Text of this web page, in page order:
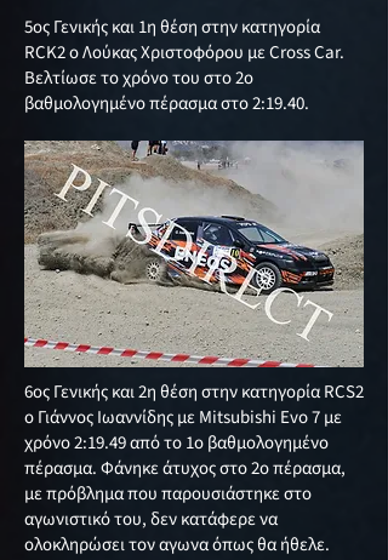
5ος Γενικής και 1η θέση στην κατηγορία
RCK2 ο Λούκας Χριστοφόρου με Cross Car.
Βελτίωσε το χρόνο του στο 2ο
βαθμολογημένο πέρασμα στο 2:19.40.
6ος Γενικής και 2η θέση στην κατηγορία RCS2
ο Γιάννος Ιωαννίδης με Mitsubishi Evo 7 με
χρόνο 2:19.49 από το 1ο βαθμολογημένο
πέρασμα. Φάνηκε άτυχος στο 2ο πέρασμα,
με πρόβλημα που παρουσιάστηκε στο
αγωνιστικό του, δεν κατάφερε να
ολοκληρώσει τον αγωνα όπως θα ήθελε.